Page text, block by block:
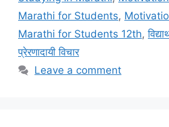
Marathi for Students,
Marathi for Students 12th,
प्रेरणादायी विचार
Leave a comment